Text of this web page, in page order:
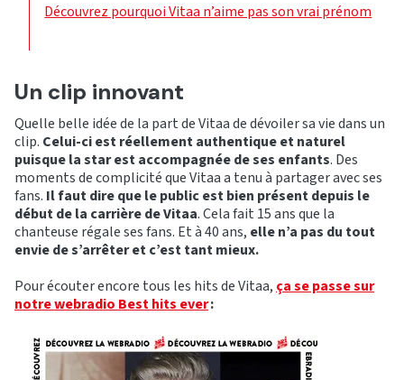
Découvrez pourquoi Vitaa n’aime pas son vrai prénom
Un clip innovant
Quelle belle idée de la part de Vitaa de dévoiler sa vie dans un
clip. Celui-ci est réellement authentique et naturel
puisque la star est accompagnée de ses enfants. Des
moments de complicité que Vitaa a tenu à partager avec ses
fans. Il faut dire que le public est bien présent depuis le
début de la carrière de Vitaa. Cela fait 15 ans que la
chanteuse régale ses fans. Et à 40 ans, elle n’a pas du tout
envie de s’arrêter et c’est tant mieux.
Pour écouter encore tous les hits de Vitaa, ça se passe sur
notre webradio Best hits ever: